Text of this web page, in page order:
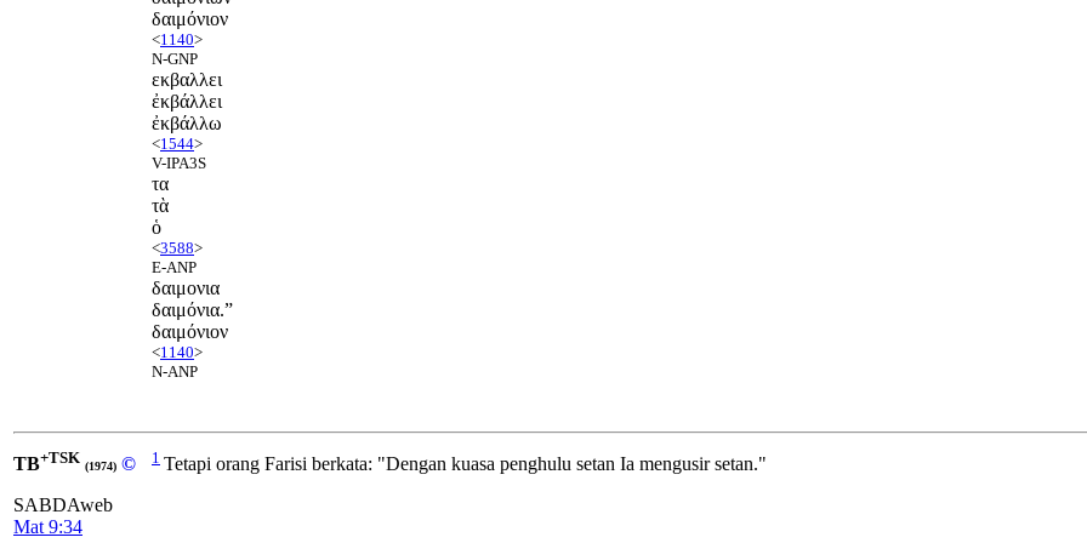
δαιμόνιον
<1140>
N-GNP
εκβαλλει
ἐκβάλλει
ἐκβάλλω
<1544>
V-IPA3S
τα
τὰ
ὁ
<3588>
E-ANP
δαιμονια
δαιμόνια.”
δαιμόνιον
<1140>
N-ANP
TB+TSK (1974) ©
SABDAweb
Mat 9:34
1 Tetapi orang Farisi berkata: "Dengan kuasa penghulu setan Ia mengusir setan."